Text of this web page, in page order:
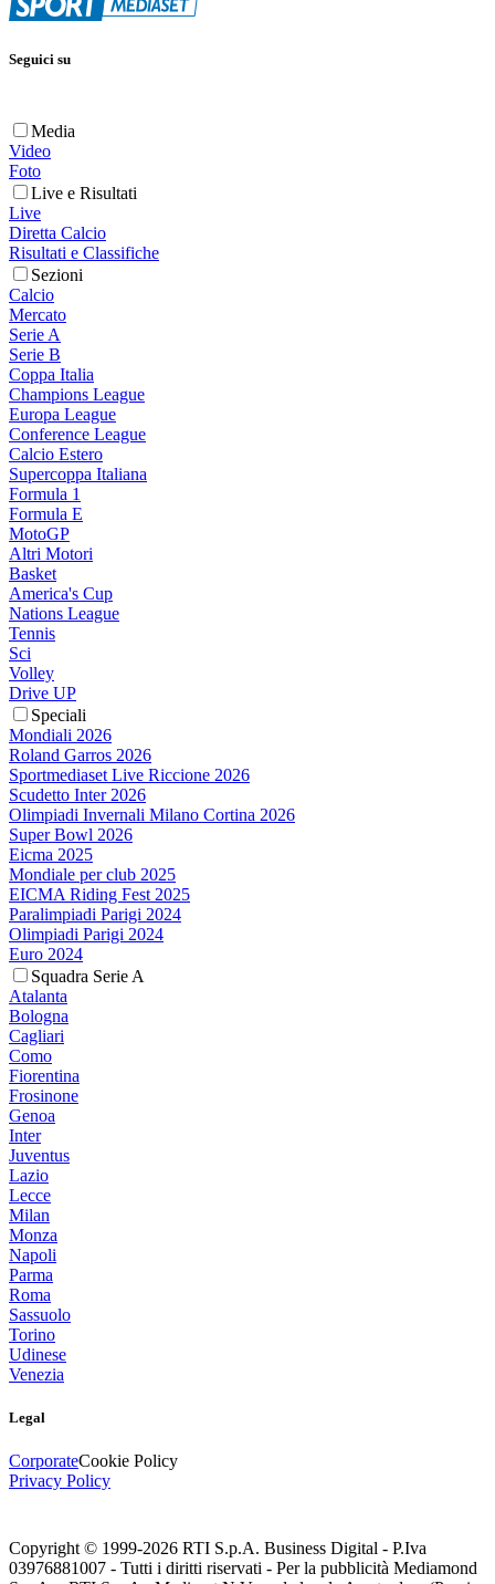
Seguici su
Media
Video
Foto
Live e Risultati
Live
Diretta Calcio
Risultati e Classifiche
Sezioni
Calcio
Mercato
Serie A
Serie B
Coppa Italia
Champions League
Europa League
Conference League
Calcio Estero
Supercoppa Italiana
Formula 1
Formula E
MotoGP
Altri Motori
Basket
America's Cup
Nations League
Tennis
Sci
Volley
Drive UP
Speciali
Mondiali 2026
Roland Garros 2026
Sportmediaset Live Riccione 2026
Scudetto Inter 2026
Olimpiadi Invernali Milano Cortina 2026
Super Bowl 2026
Eicma 2025
Mondiale per club 2025
EICMA Riding Fest 2025
Paralimpiadi Parigi 2024
Olimpiadi Parigi 2024
Euro 2024
Squadra Serie A
Atalanta
Bologna
Cagliari
Como
Fiorentina
Frosinone
Genoa
Inter
Juventus
Lazio
Lecce
Milan
Monza
Napoli
Parma
Roma
Sassuolo
Torino
Udinese
Venezia
Legal
CorporateCookie Policy
Privacy Policy
Copyright © 1999-2026 RTI S.p.A. Business Digital - P.Iva
03976881007 - Tutti i diritti riservati - Per la pubblicità Mediamond